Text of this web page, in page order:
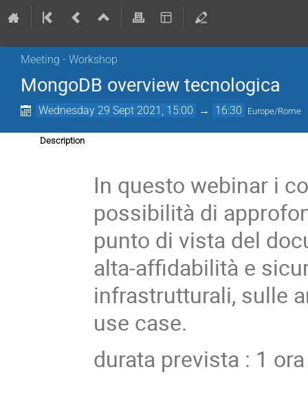
Meeting - Workshop
MongoDB overview tecnologica
Wednesday 29 Sept 2021, 15:00 → 16:30 Europe/Rome
Description
In questo webinar i
possibilità di
punto di vista del
alta-affidabilità e
infrastrutturali, sulle
use case.
durata prevista : 1 ora